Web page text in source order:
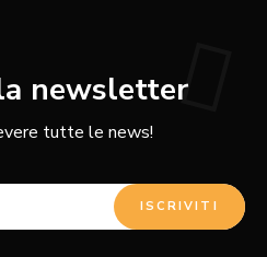
newsletter
tutte le news!